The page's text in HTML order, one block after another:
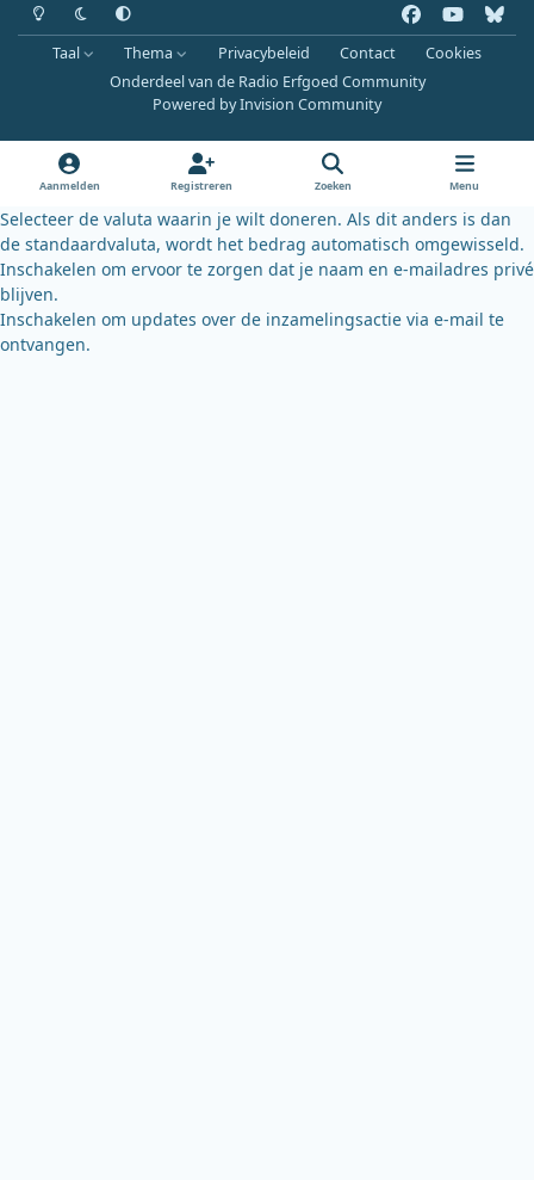
a
c
e
k
o
u
b
l
u
k
y
Taal Thema Privacybeleid Contact
Cookies
Onderdeel van de Radio Erfgoed Community
Powered byInvision Community
Aanmelden Registreren Zoeken Menu
Selecteer de valuta waarin je wilt doneren. Als dit anders is dan
de standaardvaluta, wordt het bedrag automatisch omgewisseld.
Inschakelen om ervoor te zorgen dat je naam en e-mailadres privé
blijven.
Inschakelen om updates over de inzamelingsactie via e-mail te
ontvangen.